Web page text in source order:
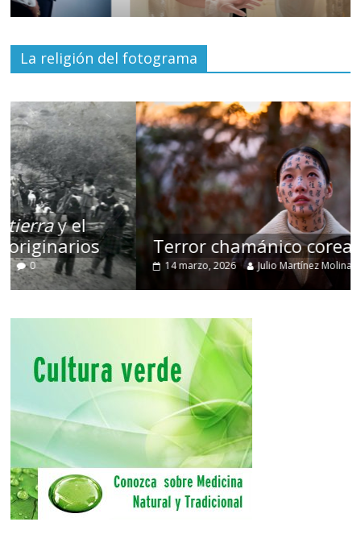
La religión del fotograma
Terror chamánico coreano
14 marzo, 2026 Julio Martínez Molina 0